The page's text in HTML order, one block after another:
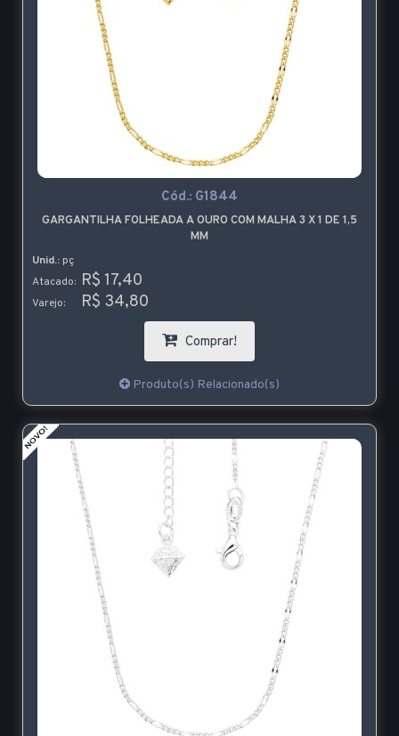
Cód.: G1844
GARGANTILHA FOLHEADA A OURO COM MALHA 3 X 1 DE 1,5
MM
Unid.: pç
Atacado: R$ 17,40
Varejo: R$ 34,80
Comprar!
Produto(s) Relacionado(s)